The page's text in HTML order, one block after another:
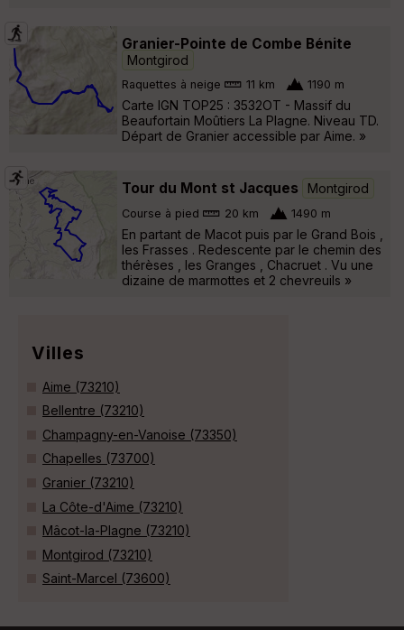
Granier-Pointe de Combe Bénite
Montgirod
Raquettes à neige 11 km 1190 m
Carte IGN TOP25 : 3532OT - Massif du
Beaufortain Moûtiers La Plagne. Niveau TD.
Départ de Granier accessible par Aime. »
Tour du Mont st Jacques Montgirod
Course à pied 20 km 1490 m
En partant de Macot puis par le Grand Bois ,
les Frasses . Redescente par le chemin des
thérèses , les Granges , Chacruet . Vu une
dizaine de marmottes et 2 chevreuils »
Villes
Aime (73210)
Bellentre (73210)
Champagny-en-Vanoise (73350)
Chapelles (73700)
Granier (73210)
La Côte-d'Aime (73210)
Mâcot-la-Plagne (73210)
Montgirod (73210)
Saint-Marcel (73600)